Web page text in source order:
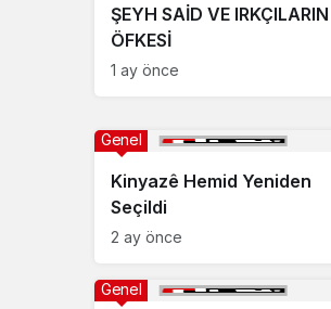
ŞEYH SAİD VE IRKÇILARIN
ÖFKESİ
1 ay önce
Kinyazê Hemid Yeniden
Seçildi
Genel
2 ay önce
Genel